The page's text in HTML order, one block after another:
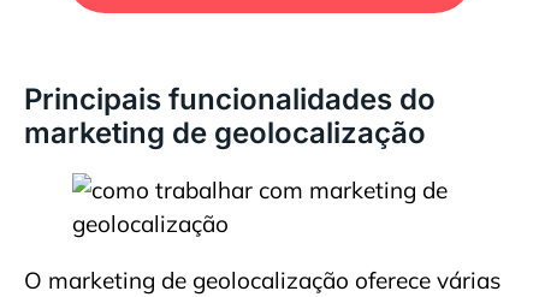
Principais funcionalidades do
marketing de geolocalização
O marketing de geolocalização oferece várias